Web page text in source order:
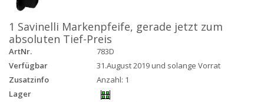
1 Savinelli Markenpfeife, gerade jetzt zum
absoluten Tief-Preis
ArtNr.
783D
Verfügbar
31.August 2019 und solange Vorrat
Zusatzinfo
Anzahl: 1
Lager